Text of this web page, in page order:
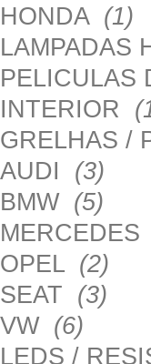
HONDA (1)
LAMPADAS
PELICULAS
INTERIOR
GRELHAS /
AUDI (3)
BMW (5)
MERCEDES
OPEL (2)
SEAT (3)
VW (6)
LEDS /